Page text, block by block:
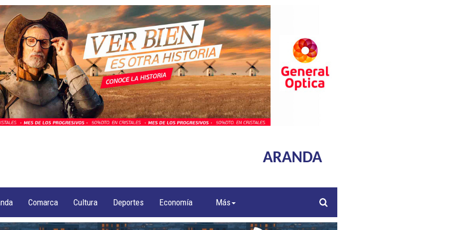
ARANDA
Comarca Cultura Deportes Economía Más